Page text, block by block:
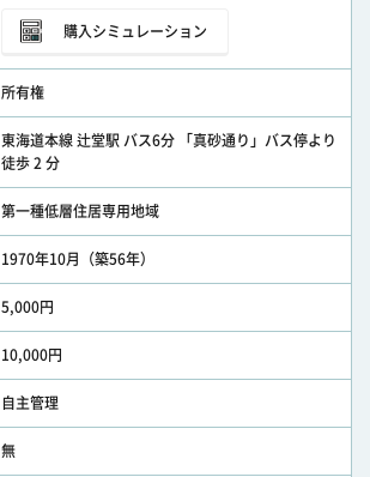
購入シミュレーション
所有権
東海道本線 辻堂駅 バス6分 「真砂通り」バス停より
徒歩 2 分
第一種低層住居専用地域
1970年10月（築56年）
5,000円
10,000円
自主管理
無